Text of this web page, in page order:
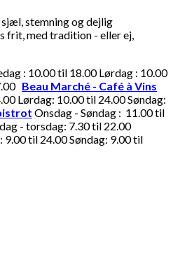
stemning og dejlig
frit, med tradition - eller ej,
: 10.00 til 18.00 Lørdag : 10.00
Beau Marché - Café à Vins
Lørdag: 10.00 til 24.00 Søndag:
Onsdag - Søndag : 11.00 til
- torsdag: 7.30 til 22.00
til 24.00 Søndag: 9.00 til